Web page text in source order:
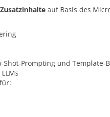
Zusatzinhalte auf Basis des
Prompting und Template-